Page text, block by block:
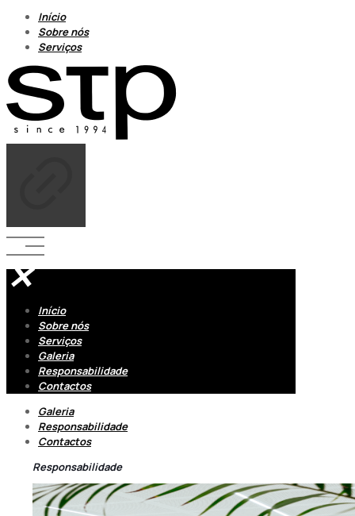
Início
Sobre nós
Serviços
✕
Início
Sobre nós
Serviços
Galeria
Responsabilidade
Contactos
Galeria
Responsabilidade
Contactos
Responsabilidade